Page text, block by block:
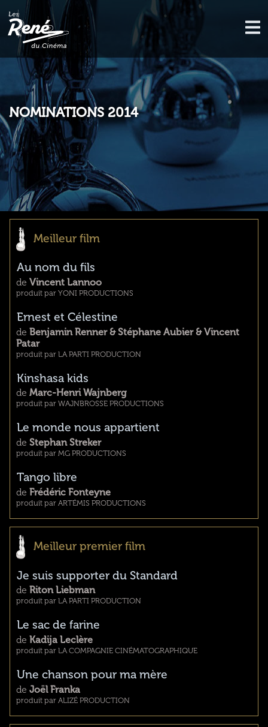
NOMINATIONS 2014
Meilleur film
Au nom du fils
de Vincent Lannoo
produit par YONI PRODUCTIONS
Ernest et Célestine
de Benjamin Renner & Stéphane Aubier & Vincent
Patar
produit par LA PARTI PRODUCTION
Kinshasa kids
de Marc-Henri Wajnberg
produit par WAJNBROSSE PRODUCTIONS
Le monde nous appartient
de Stephan Streker
produit par MG PRODUCTIONS
Tango libre
de Frédéric Fonteyne
produit par ARTÉMIS PRODUCTIONS
Meilleur premier film
Je suis supporter du Standard
de Riton Liebman
produit par LA PARTI PRODUCTION
Le sac de farine
de Kadija Leclère
produit par LA COMPAGNIE CINÉMATOGRAPHIQUE
Une chanson pour ma mère
de Joël Franka
produit par ALIZÉ PRODUCTION